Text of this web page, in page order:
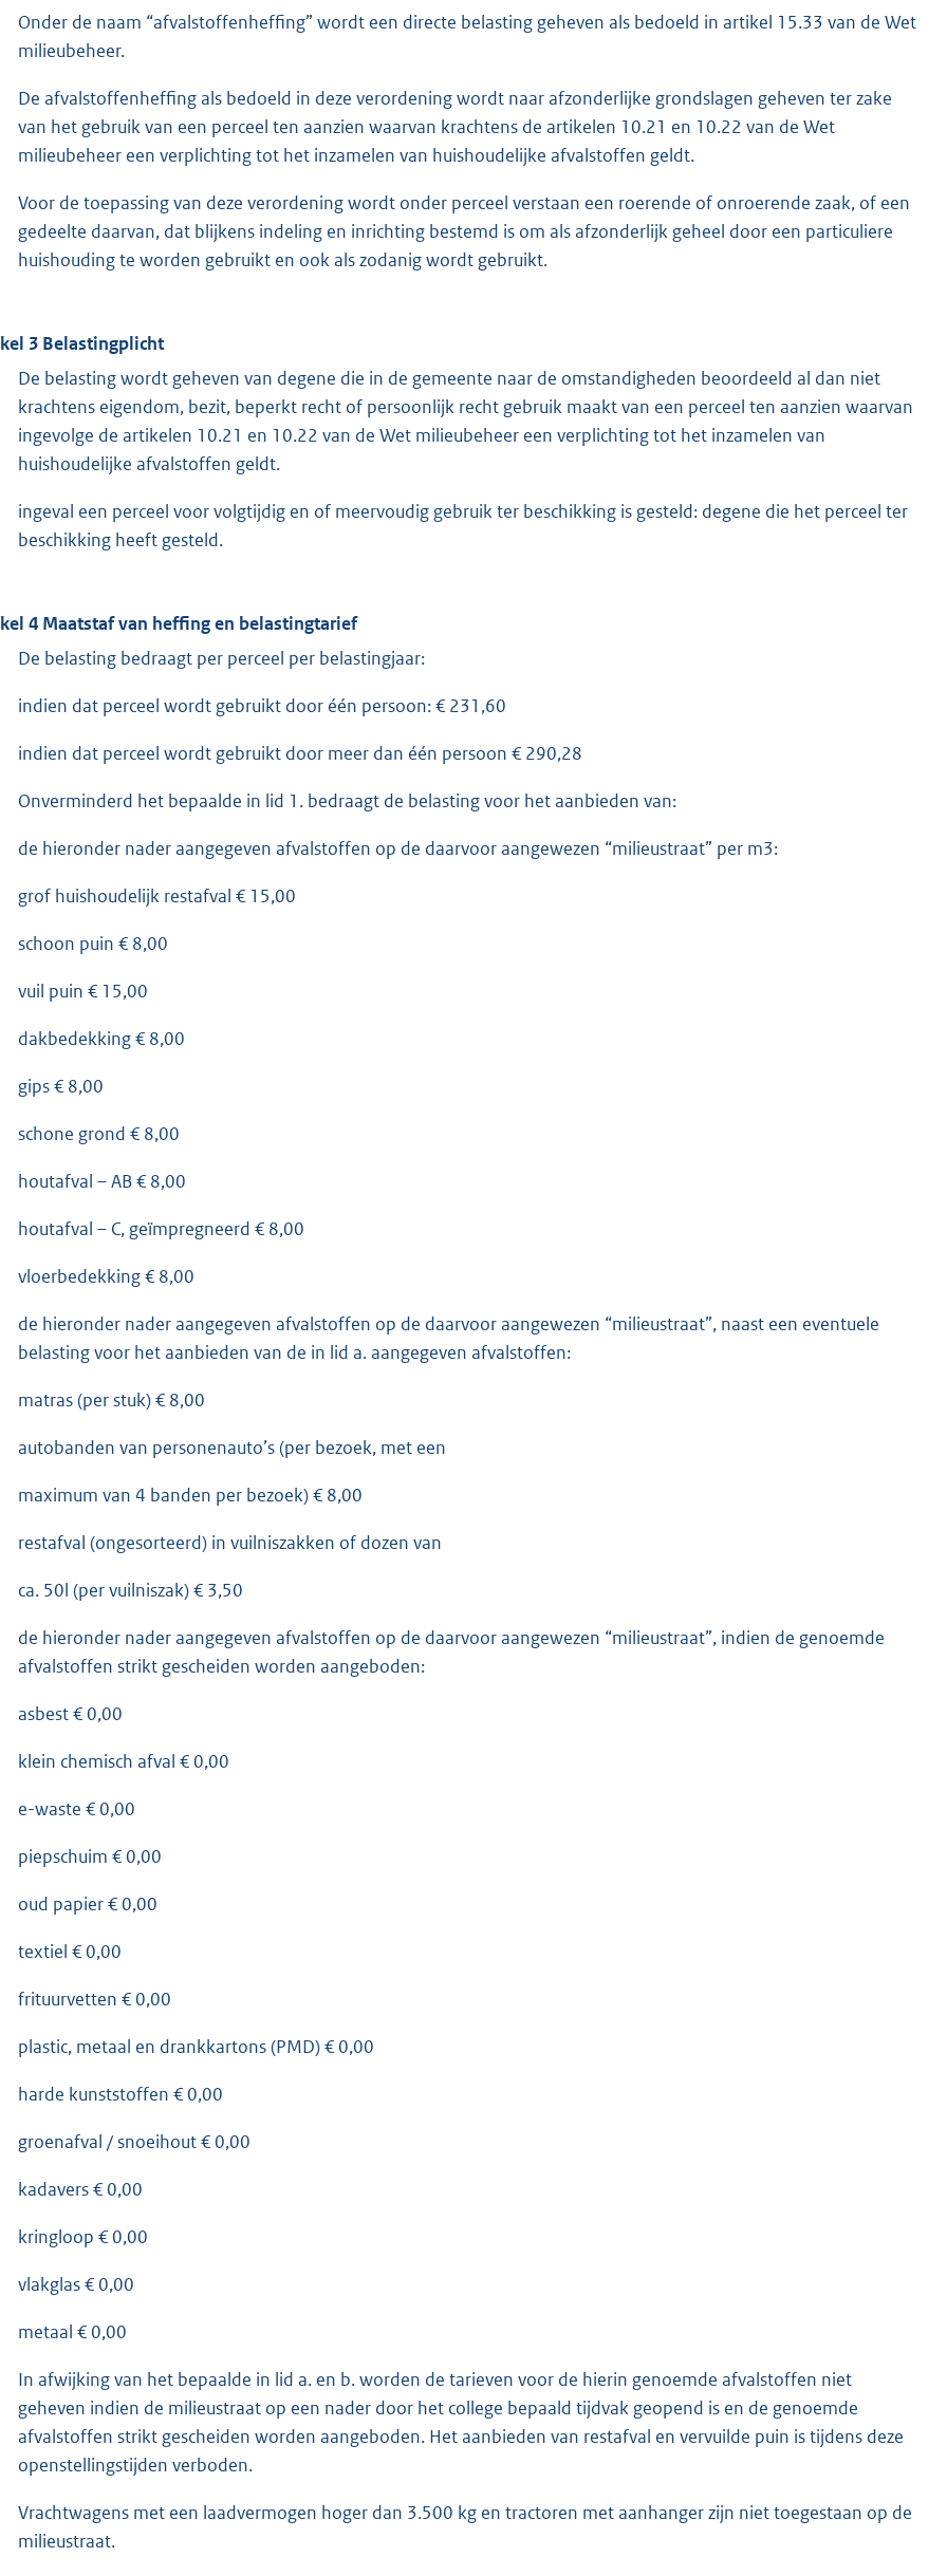
Onder de naam “afvalstoffenheffing” wordt een directe belasting geheven als bedoeld in artikel 15.33 van de Wet
milieubeheer.
De afvalstoffenheffing als bedoeld in deze verordening wordt naar afzonderlijke grondslagen geheven ter zake
van het gebruik van een perceel ten aanzien waarvan krachtens de artikelen 10.21 en 10.22 van de Wet
milieubeheer een verplichting tot het inzamelen van huishoudelijke afvalstoffen geldt.
Voor de toepassing van deze verordening wordt onder perceel verstaan een roerende of onroerende zaak, of een
gedeelte daarvan, dat blijkens indeling en inrichting bestemd is om als afzonderlijk geheel door een particuliere
huishouding te worden gebruikt en ook als zodanig wordt gebruikt.
3 Belastingplicht
De belasting wordt geheven van degene die in de gemeente naar de omstandigheden beoordeeld al dan niet
krachtens eigendom, bezit, beperkt recht of persoonlijk recht gebruik maakt van een perceel ten aanzien waarvan
ingevolge de artikelen 10.21 en 10.22 van de Wet milieubeheer een verplichting tot het inzamelen van
huishoudelijke afvalstoffen geldt.
ingeval een perceel voor volgtijdig en of meervoudig gebruik ter beschikking is gesteld: degene die het perceel ter
beschikking heeft gesteld.
4 Maatstaf van heffing en belastingtarief
De belasting bedraagt per perceel per belastingjaar:
indien dat perceel wordt gebruikt door één persoon: € 231,60
indien dat perceel wordt gebruikt door meer dan één persoon € 290,28
Onverminderd het bepaalde in lid 1. bedraagt de belasting voor het aanbieden van:
de hieronder nader aangegeven afvalstoffen op de daarvoor aangewezen “milieustraat” per m3:
grof huishoudelijk restafval € 15,00
schoon puin € 8,00
vuil puin € 15,00
dakbedekking € 8,00
gips € 8,00
schone grond € 8,00
houtafval – AB € 8,00
houtafval – C, geïmpregneerd € 8,00
vloerbedekking € 8,00
de hieronder nader aangegeven afvalstoffen op de daarvoor aangewezen “milieustraat”, naast een eventuele
belasting voor het aanbieden van de in lid a. aangegeven afvalstoffen:
matras (per stuk) € 8,00
autobanden van personenauto’s (per bezoek, met een
maximum van 4 banden per bezoek) € 8,00
restafval (ongesorteerd) in vuilniszakken of dozen van
ca. 50l (per vuilniszak) € 3,50
de hieronder nader aangegeven afvalstoffen op de daarvoor aangewezen “milieustraat”, indien de genoemde
afvalstoffen strikt gescheiden worden aangeboden:
asbest € 0,00
klein chemisch afval € 0,00
e-waste € 0,00
piepschuim € 0,00
oud papier € 0,00
textiel € 0,00
frituurvetten € 0,00
plastic, metaal en drankkartons (PMD) € 0,00
harde kunststoffen € 0,00
groenafval / snoeihout € 0,00
kadavers € 0,00
kringloop € 0,00
vlakglas € 0,00
metaal € 0,00
In afwijking van het bepaalde in lid a. en b. worden de tarieven voor de hierin genoemde afvalstoffen niet
geheven indien de milieustraat op een nader door het college bepaald tijdvak geopend is en de genoemde
afvalstoffen strikt gescheiden worden aangeboden. Het aanbieden van restafval en vervuilde puin is tijdens deze
openstellingstijden verboden.
Vrachtwagens met een laadvermogen hoger dan 3.500 kg en tractoren met aanhanger zijn niet toegestaan op de
milieustraat.